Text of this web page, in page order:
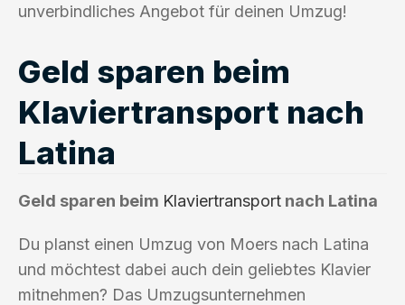
unverbindliches Angebot für deinen Umzug!
Geld sparen beim
Klaviertransport nach
Latina
Geld sparen beim Klaviertransport nach Latina
Du planst einen Umzug von Moers nach Latina
und möchtest dabei auch dein geliebtes Klavier
mitnehmen? Das Umzugsunternehmen